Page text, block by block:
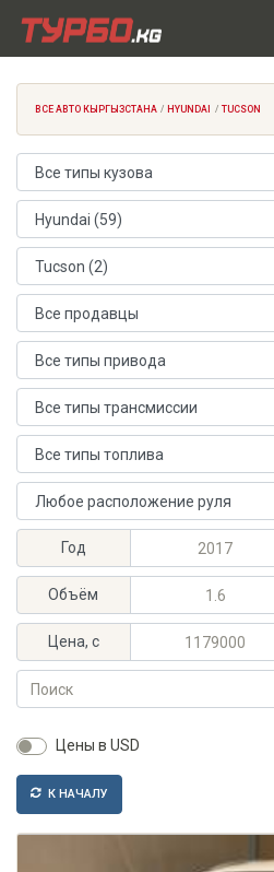
ВСЕ АВТО КЫРГЫЗСТАНА HYUNDAI TUCSON
Тип кузова
Марка автомобиля
Модель автомобиля
Продавец
Тип привода
Тип трансмиссии
Тип топлива
Расположение руля
Год
Максимальный год выпуска
Минимальный год выпуска
Объём
Максимальный объём, л
Минимальный объём, л
Цена, с
Максимальная цена, KGS
Минимальная цена, KGS
Поиск
Цены в USD
К НАЧАЛУ